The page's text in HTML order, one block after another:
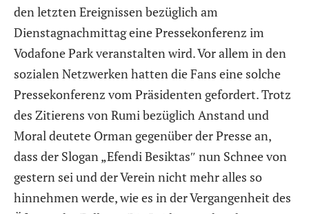
den letzten Ereignissen bezüglich am
Dienstagnachmittag eine Pressekonferenz im
Vodafone Park veranstalten wird. Vor allem in den
sozialen Netzwerken hatten die Fans eine solche
Pressekonferenz vom Präsidenten gefordert. Trotz
des Zitierens von Rumi bezüglich Anstand und
Moral deutete Orman gegenüber der Presse an,
dass der Slogan „Efendi Besiktas″ nun Schnee von
gestern sei und der Verein nicht mehr alles so
hinnehmen werde, wie es in der Vergangenheit des